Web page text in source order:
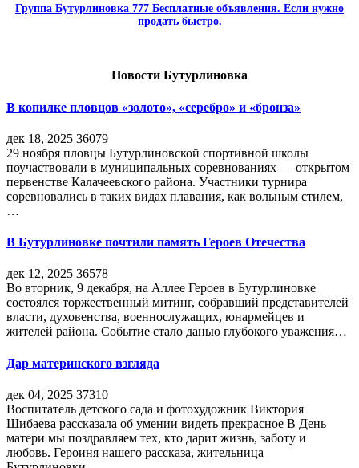
Группа Бутурлиновка 777 Бесплатные объявления. Если нужно
продать быстро.
Новости Бутурлиновка
В копилке пловцов «золото», «серебро» и «бронза»
дек 18, 2025 36079
29 ноября пловцы Бутурлиновской спортивной школы
поучаствовали в муниципальных соревнованиях — открытом
первенстве Калачеевского района. Участники турнира
соревновались в таких видах плавания, как вольным стилем,
…
В Бутурлиновке почтили память Героев Отечества
дек 12, 2025 36578
Во вторник, 9 декабря, на Аллее Героев в Бутурлиновке
состоялся торжественный митинг, собравший представителей
власти, духовенства, военнослужащих, юнармейцев и
жителей района. Событие стало данью глубокого уважения…
Дар материнского взгляда
дек 04, 2025 37310
Воспитатель детского сада и фотохудожник Виктория
Шибаева рассказала об умении видеть прекрасное В День
матери мы поздравляем тех, кто дарит жизнь, заботу и
любовь. Героиня нашего рассказа, жительница